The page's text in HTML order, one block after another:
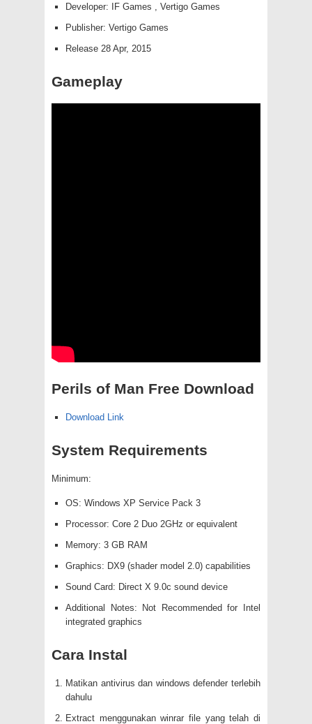
Developer: IF Games , Vertigo Games
Publisher: Vertigo Games
Release 28 Apr, 2015
Gameplay
Perils of Man Free Download
Download Link
System Requirements
Minimum:
OS: Windows XP Service Pack 3
Processor: Core 2 Duo 2GHz or equivalent
Memory: 3 GB RAM
Graphics: DX9 (shader model 2.0) capabilities
Sound Card: Direct X 9.0c sound device
Additional Notes: Not Recommended for Intel
integrated graphics
Cara Instal
Matikan antivirus dan windows defender terlebih
dahulu
Extract menggunakan winrar file yang telah di